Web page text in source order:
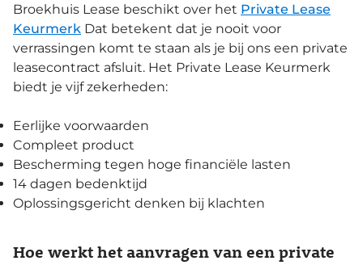
Broekhuis Lease beschikt over het Private Lease
Keurmerk Dat betekent dat je nooit voor
verrassingen komt te staan als je bij ons een private
leasecontract afsluit. Het Private Lease Keurmerk
biedt je vijf zekerheden:
Eerlijke voorwaarden
Compleet product
Bescherming tegen hoge financiële lasten
14 dagen bedenktijd
Oplossingsgericht denken bij klachten
Hoe werkt het aanvragen van een private